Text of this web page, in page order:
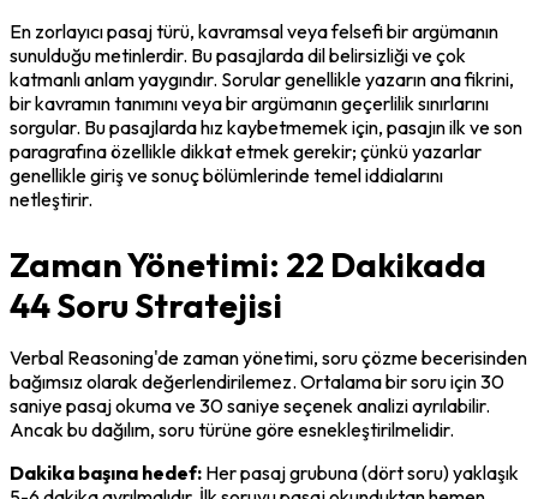
En zorlayıcı pasaj türü, kavramsal veya felsefi bir argümanın
sunulduğu metinlerdir. Bu pasajlarda dil belirsizliği ve çok
katmanlı anlam yaygındır. Sorular genellikle yazarın ana fikrini,
bir kavramın tanımını veya bir argümanın geçerlilik sınırlarını
sorgular. Bu pasajlarda hız kaybetmemek için, pasajın ilk ve son
paragrafına özellikle dikkat etmek gerekir; çünkü yazarlar
genellikle giriş ve sonuç bölümlerinde temel iddialarını
netleştirir.
Zaman Yönetimi: 22 Dakikada
44 Soru Stratejisi
Verbal Reasoning'de zaman yönetimi, soru çözme becerisinden
bağımsız olarak değerlendirilemez. Ortalama bir soru için 30
saniye pasaj okuma ve 30 saniye seçenek analizi ayrılabilir.
Ancak bu dağılım, soru türüne göre esnekleştirilmelidir.
Dakika başına hedef: Her pasaj grubuna (dört soru) yaklaşık